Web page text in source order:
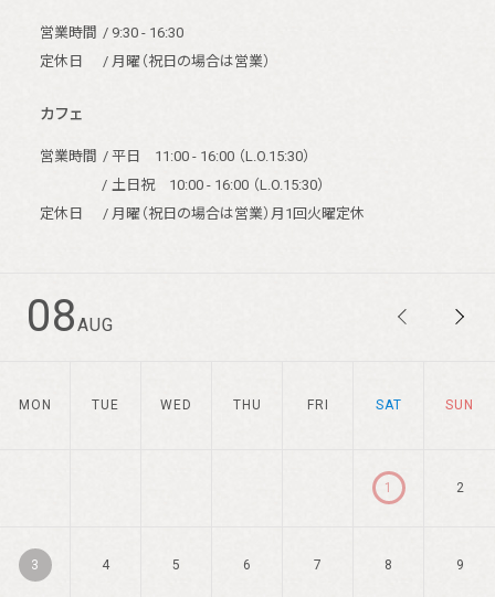
営業時間 / 9:30 - 16:30
定休日
/ 月曜（祝日の場合は営業）
カフェ
営業時間 / 平日 11:00 - 16:00 （L.O.15:30）
/ 土日祝 10:00 - 16:00 （L.O.15:30）
定休日
/ 月曜（祝日の場合は営業）月1回火曜定休
08AUG
MON TUE WED THU FRI SAT SUN
1 2
3 4 5 6 7 8 9